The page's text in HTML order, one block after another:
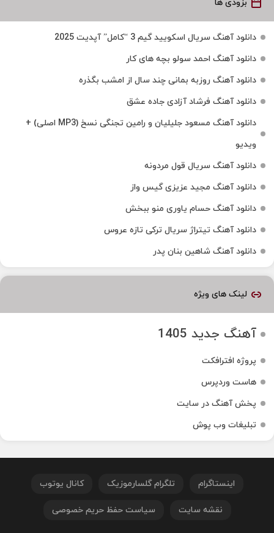
بزودی ها
دانلود آهنگ سریال اسکویید گیم 3 “کامل” آپدیت 2025
دانلود آهنگ احمد سولو بچه های کار
دانلود آهنگ روزبه بمانی چند سال از امشب بگذره
دانلود آهنگ فرشاد آزادی جاده عشق
دانلود آهنگ مسعود جلیلیان و رامین تجنگی نسخ (MP3 اصلی) +
ویدیو
دانلود آهنگ سریال قول مردونه
دانلود آهنگ مجید عزیزی گیس واز
دانلود آهنگ حسام یاوری منو ببخش
دانلود آهنگ تیتراژ سریال ترکی تازه عروس
دانلود آهنگ شاهین بنان پدر
لینک های ویژه
آهنگ جدید 1405
پروژه افترافکت
هاست وردپرس
پخش آهنگ در سایت
تبلیغات وب پوش
اینستاگرام تلگرام گلسارموزیک کانال یوتوب
نقشه سایت سیاست حفظ حریم خصوصی